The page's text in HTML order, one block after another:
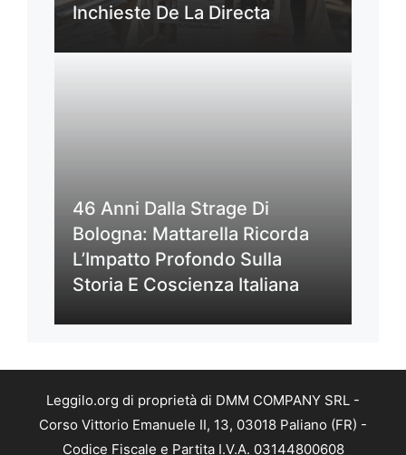
Inchieste De La Directa
46 Anni Dalla Strage Di
Bologna: Mattarella Ricorda
L’Impatto Profondo Sulla
Storia E Coscienza Italiana
Leggilo.org di proprietà di DMM COMPANY SRL -
Corso Vittorio Emanuele II, 13, 03018 Paliano (FR) -
Codice Fiscale e Partita I.V.A. 03144800608